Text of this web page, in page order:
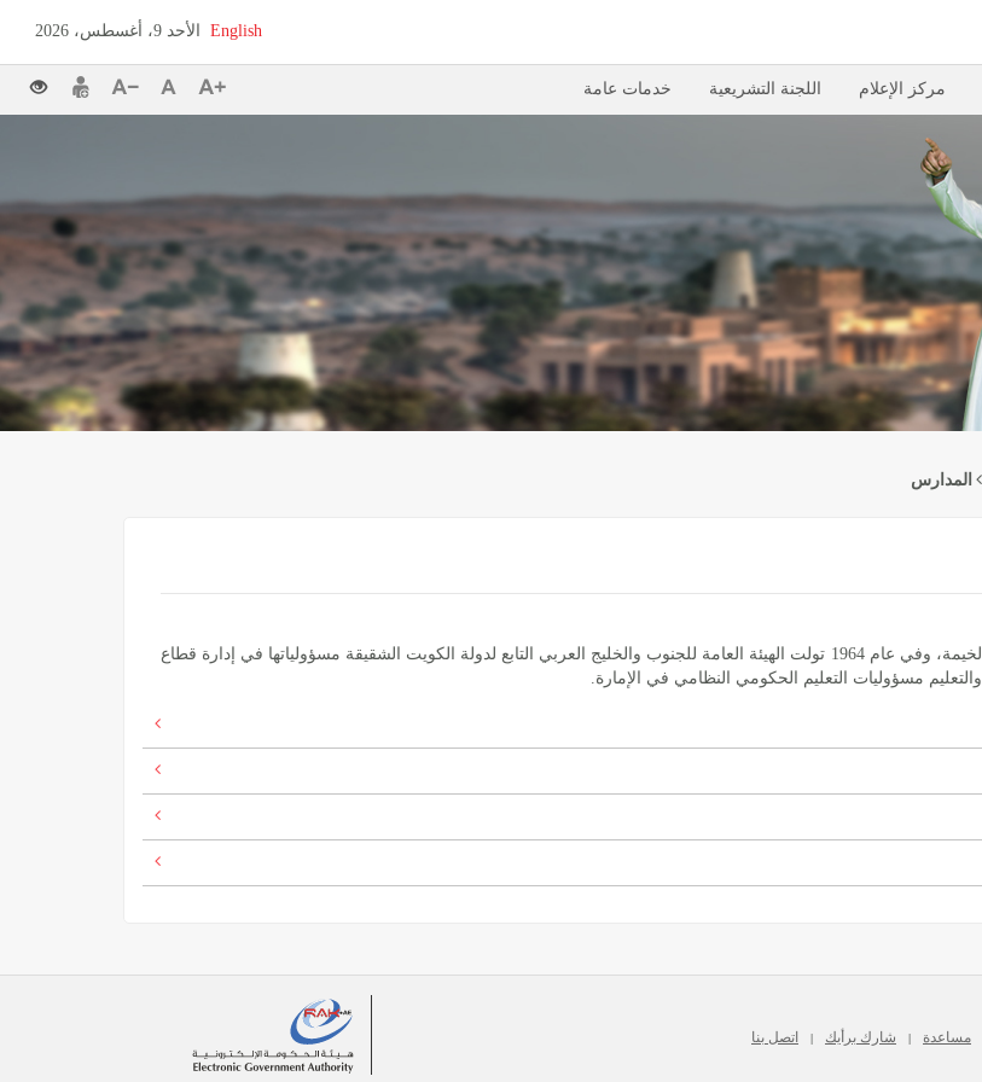
English الأحد 9، أغسطس، 2026
مركز الإعلام اللجنة التشريعية خدمات عامة
المدارس
بدأ التعليم النظامي في الإمارة عام 1955 بإشراف دائرة معارف رأس الخيمة، وفي عام 1964 تولت الهيئة العامة للجنوب والخليج العربي التابع لدولة الكويت الشقيقة مسؤولياتها في إدارة قطاع
مساعدة | شارك برأيك | اتصل بنا